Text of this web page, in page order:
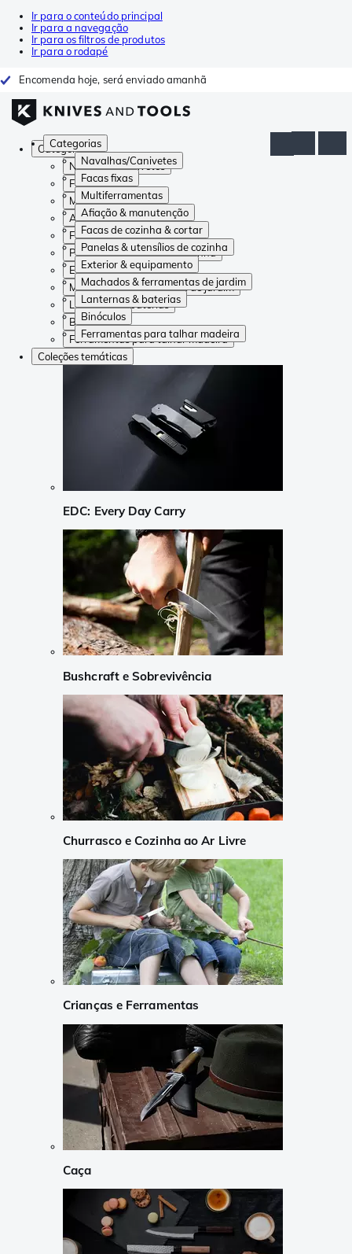
Ir para o conteúdo principal
Ir para a navegação
Ir para os filtros de produtos
Ir para o rodapé
Encomenda hoje, será enviado amanhã
Categorias
Navalhas/Canivetes
Facas fixas
Multiferramentas
Afiação & manutenção
Facas de cozinha & cortar
Panelas & utensílios de cozinha
Exterior & equipamento
Machados & ferramentas de jardim
Lanternas & baterias
Binóculos
Ferramentas para talhar madeira
Categorias
Navalhas/Canivetes
Facas fixas
Multiferramentas
Afiação & manutenção
Facas de cozinha & cortar
Panelas & utensílios de cozinha
Exterior & equipamento
Machados & ferramentas de jardim
Lanternas & baterias
Binóculos
Ferramentas para talhar madeira
Coleções temáticas
EDC: Every Day Carry
Bushcraft e Sobrevivência
Churrasco e Cozinha ao Ar Livre
Crianças e Ferramentas
Caça